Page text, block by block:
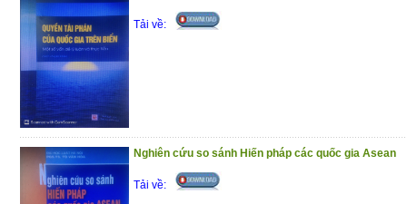
Trân trọng giới thiệu đến bạn đọc !
(25/11/2020)
Tải về:
Nghiên cứu so sánh Hiến pháp các quốc gia Asean
Tải về: